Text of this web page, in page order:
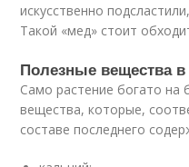
искусственно
Такой «мед» стоит
Полезные вещества в
Само растение богато на
вещества, которые,
составе последнего